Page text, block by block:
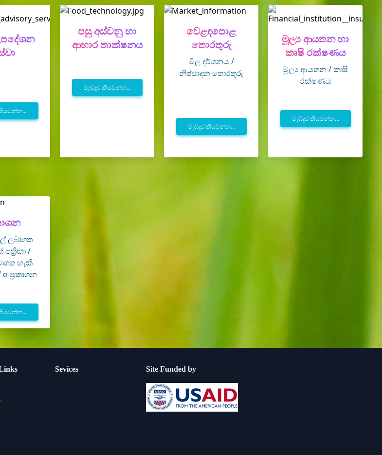
පසු අස්වනු හා
ආහාර තාක්ෂනය
වැඩිදුර කියවන්න...
වෙළඳපොළ
තොරතුරු
මිල දර්ශනය /
නිෂ්පාදන තොරතුරු
වැඩිදුර කියවන්න...
මූල්‍ය ආයතන හා
කෘෂි රක්ෂණය
මූල්‍ය ආයතන / කෘෂි
රක්ෂණය
වැඩිදුර කියවන්න...
ලබාගත
පත්‍රිකා /
හැකි
ප්‍රකාශන
Sevices Site Funded by